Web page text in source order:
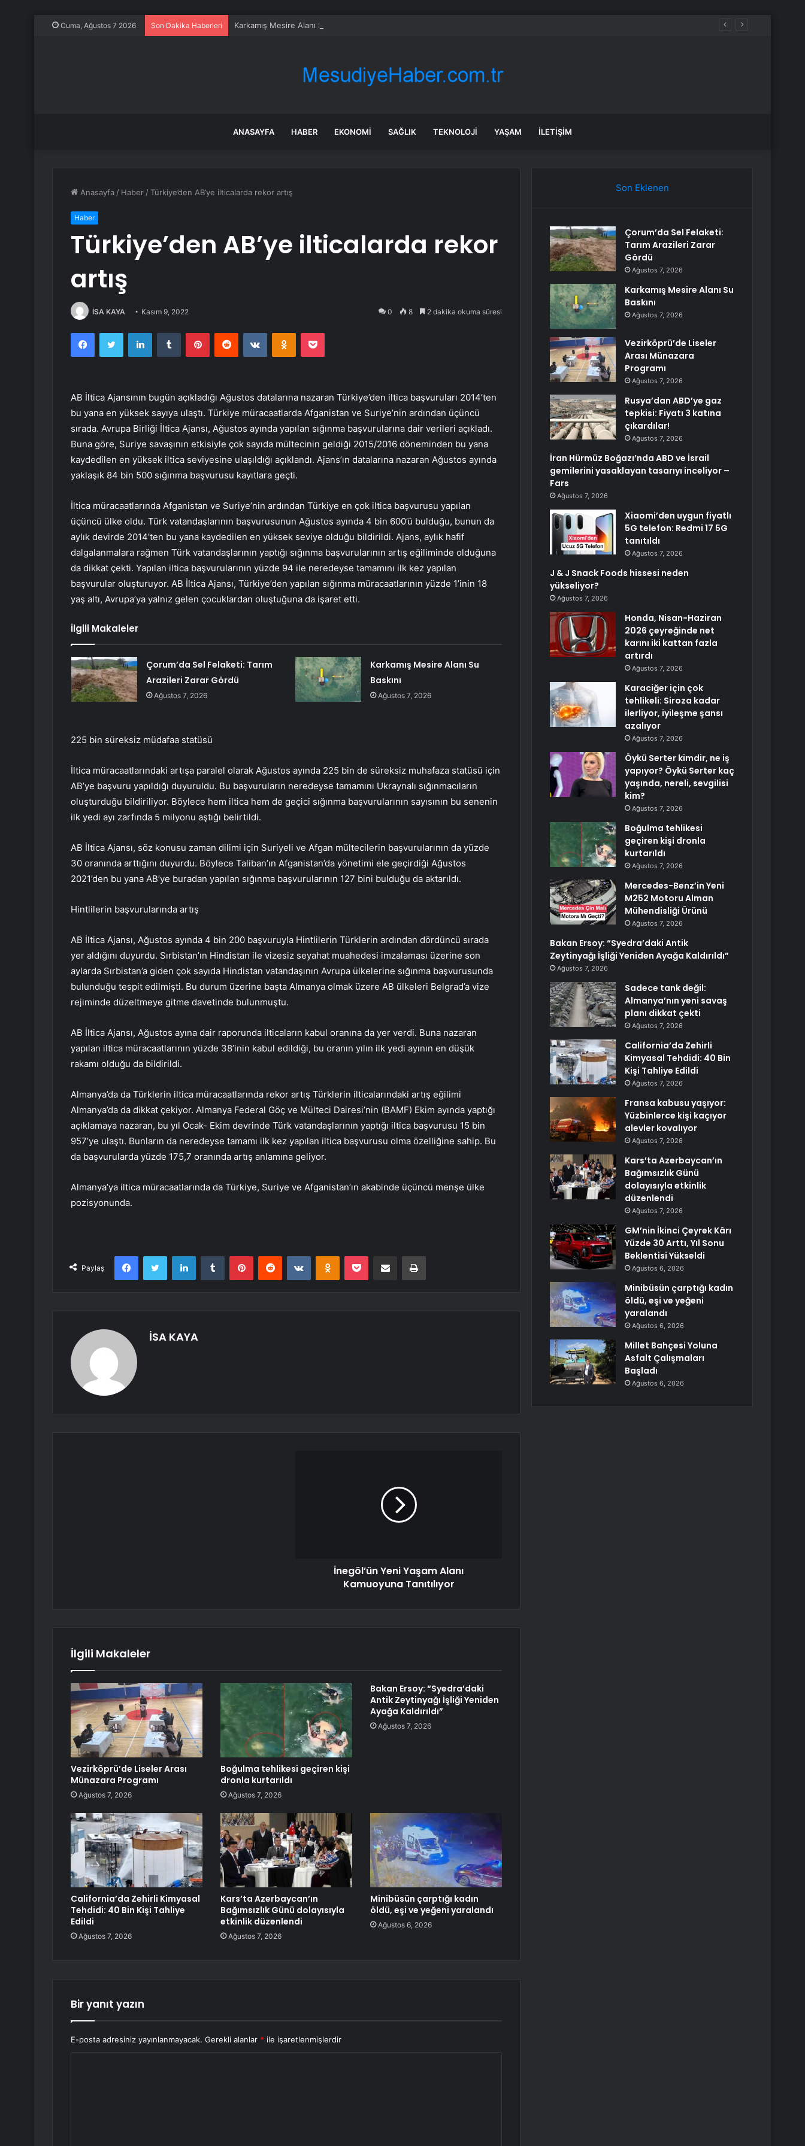
Cuma, Ağustos 7 2026 Son Dakika Haberleri Karkamış Mesire Alanı Su Baskını
ANASAYFA HABER EKONOMI SAĞLIK TEKNOLOJI YAŞAM İLETIŞIM
Anasayfa / Haber /Türkiye’den AB’ye ilticalarda rekor artış
Haber
Türkiye’den AB’ye ilticalarda rekor
artış
İSA KAYA Kasım 9, 2022 0 8 2 dakika okuma süresi
FacebookTwitter LinkedInTumblr PinterestReddit VKontakteOdnoklassniki
Pocket
AB İltica Ajansının bugün açıkladığı Ağustos datalarına nazaran Türkiye’den iltica başvuruları 2014’ten
bu yana en yüksek sayıya ulaştı. Türkiye müracaatlarda Afganistan ve Suriye’nin ardından üçüncü
sırada. Avrupa Birliği İltica Ajansı, Ağustos ayında yapılan sığınma başvurularına dair verileri açıkladı.
Buna göre, Suriye savaşının etkisiyle çok sayıda mültecinin geldiği 2015/2016 döneminden bu yana
kaydedilen en yüksek iltica seviyesine ulaşıldığı açıklandı. Ajans’ın datalarına nazaran Ağustos ayında
yaklaşık 84 bin 500 sığınma başvurusu kayıtlara geçti.
İltica müracaatlarında Afganistan ve Suriye’nin ardından Türkiye en çok iltica başvurusu yapılan
üçüncü ülke oldu. Türk vatandaşlarının başvurusunun Ağustos ayında 4 bin 600’ü bulduğu, bunun da
aylık devirde 2014’ten bu yana kaydedilen en yüksek seviye olduğu bildirildi. Ajans, aylık hafif
dalgalanmalara rağmen Türk vatandaşlarının yaptığı sığınma başvurularının artış eğiliminde olduğuna
da dikkat çekti. Yapılan iltica başvurularının yüzde 94 ile neredeyse tamamını ilk kez yapılan
başvurular oluşturuyor. AB İltica Ajansı, Türkiye’den yapılan sığınma müracaatlarının yüzde 1’inin 18
yaş altı, Avrupa’ya yalnız gelen çocuklardan oluştuğuna da işaret etti.
İlgili Makaleler
Çorum’da Sel Felaketi: Tarım
Arazileri Zarar Gördü
Ağustos 7, 2026
Karkamış Mesire Alanı Su
Baskını
Ağustos 7, 2026
225 bin süreksiz müdafaa statüsü
İltica müracaatlarındaki artışa paralel olarak Ağustos ayında 225 bin de süreksiz muhafaza statüsü için
AB’ye başvuru yapıldığı duyuruldu. Bu başvuruların neredeyse tamamını Ukraynalı sığınmacıların
oluşturduğu bildiriliyor. Böylece hem iltica hem de geçici sığınma başvurularının sayısının bu senenin
ilk yedi ayı zarfında 5 milyonu aştığı belirtildi.
AB İltica Ajansı, söz konusu zaman dilimi için Suriyeli ve Afgan mültecilerin başvurularının da yüzde
30 oranında arttığını duyurdu. Böylece Taliban’ın Afganistan’da yönetimi ele geçirdiği Ağustos
2021’den bu yana AB’ye buradan yapılan sığınma başvurularının 127 bini bulduğu da aktarıldı.
Hintlilerin başvurularında artış
AB İltica Ajansı, Ağustos ayında 4 bin 200 başvuruyla Hintlilerin Türklerin ardından dördüncü sırada
yer aldığını duyurdu. Sırbistan’ın Hindistan ile vizesiz seyahat muahedesi imzalaması üzerine son
aylarda Sırbistan’a giden çok sayıda Hindistan vatandaşının Avrupa ülkelerine sığınma başvurusunda
bulunduğu tespit edilmişti. Bu durum üzerine başta Almanya olmak üzere AB ülkeleri Belgrad’a vize
rejiminde düzeltmeye gitme davetinde bulunmuştu.
AB İltica Ajansı, Ağustos ayına dair raporunda ilticaların kabul oranına da yer verdi. Buna nazaran
yapılan iltica müracaatlarının yüzde 38’inin kabul edildiği, bu oranın yılın ilk yedi ayının en düşük
rakamı olduğu da bildirildi.
Almanya’da da Türklerin iltica müracaatlarında rekor artış Türklerin ilticalarındaki artış eğilimi
Almanya’da da dikkat çekiyor. Almanya Federal Göç ve Mülteci Dairesi’nin (BAMF) Ekim ayında yaptığı
açıklamaya nazaran, bu yıl Ocak- Ekim devrinde Türk vatandaşlarının yaptığı iltica başvurusu 15 bin
957’ye ulaştı. Bunların da neredeyse tamamı ilk kez yapılan iltica başvurusu olma özelliğine sahip. Bu
da başvurularda yüzde 175,7 oranında artış anlamına geliyor.
Almanya’ya iltica müracaatlarında da Türkiye, Suriye ve Afganistan’ın akabinde üçüncü menşe ülke
pozisyonunda.
Paylaş
FacebookTwitter LinkedInTumblr PinterestReddit VKontakteOdnoklassniki
Pocket E-Posta ile paylaş Yazdır
İSA KAYA
İnegöl’ün Yeni Yaşam Alanı
Kamuoyuna Tanıtılıyor
İlgili Makaleler
Vezirköprü’de Liseler Arası
Münazara Programı
Ağustos 7, 2026
Boğulma tehlikesi geçiren kişi
dronla kurtarıldı
Ağustos 7, 2026
Bakan Ersoy: “Syedra’daki
Antik Zeytinyağı İşliği Yeniden
Ayağa Kaldırıldı”
Ağustos 7, 2026
California’da Zehirli Kimyasal
Tehdidi: 40 Bin Kişi Tahliye
Edildi
Ağustos 7, 2026
Kars’ta Azerbaycan’ın
Bağımsızlık Günü dolayısıyla
etkinlik düzenlendi
Ağustos 7, 2026
Minibüsün çarptığı kadın
öldü, eşi ve yeğeni yaralandı
Ağustos 6, 2026
Bir yanıt yazın
E-posta adresiniz yayınlanmayacak. Gerekli alanlar * ile işaretlenmişlerdir
Son Eklenen
Çorum’da Sel Felaketi:
Tarım Arazileri Zarar
Gördü
Ağustos 7, 2026
Karkamış Mesire Alanı Su
Baskını
Ağustos 7, 2026
Vezirköprü’de Liseler
Arası Münazara
Programı
Ağustos 7, 2026
Rusya’dan ABD’ye gaz
tepkisi: Fiyatı 3 katına
çıkardılar!
Ağustos 7, 2026
İran Hürmüz Boğazı’nda ABD ve İsrail
gemilerini yasaklayan tasarıyı inceliyor –
Fars
Ağustos 7, 2026
Xiaomi’den uygun fiyatlı
5G telefon: Redmi 17 5G
tanıtıldı
Ağustos 7, 2026
J & J Snack Foods hissesi neden
yükseliyor?
Ağustos 7, 2026
Honda, Nisan-Haziran
2026 çeyreğinde net
karını iki kattan fazla
artırdı
Ağustos 7, 2026
Karaciğer için çok
tehlikeli: Siroza kadar
ilerliyor, iyileşme şansı
azalıyor
Ağustos 7, 2026
Öykü Serter kimdir, ne iş
yapıyor? Öykü Serter kaç
yaşında, nereli, sevgilisi
kim?
Ağustos 7, 2026
Boğulma tehlikesi
geçiren kişi dronla
kurtarıldı
Ağustos 7, 2026
Mercedes-Benz’in Yeni
M252 Motoru Alman
Mühendisliği Ürünü
Ağustos 7, 2026
Bakan Ersoy: “Syedra’daki Antik
Zeytinyağı İşliği Yeniden Ayağa Kaldırıldı”
Ağustos 7, 2026
Sadece tank değil:
Almanya’nın yeni savaş
planı dikkat çekti
Ağustos 7, 2026
California’da Zehirli
Kimyasal Tehdidi: 40 Bin
Kişi Tahliye Edildi
Ağustos 7, 2026
Fransa kabusu yaşıyor:
Yüzbinlerce kişi kaçıyor
alevler kovalıyor
Ağustos 7, 2026
Kars’ta Azerbaycan’ın
Bağımsızlık Günü
dolayısıyla etkinlik
düzenlendi
Ağustos 7, 2026
GM’nin İkinci Çeyrek Kârı
Yüzde 30 Arttı, Yıl Sonu
Beklentisi Yükseldi
Ağustos 6, 2026
Minibüsün çarptığı kadın
öldü, eşi ve yeğeni
yaralandı
Ağustos 6, 2026
Millet Bahçesi Yoluna
Asfalt Çalışmaları
Başladı
Ağustos 6, 2026